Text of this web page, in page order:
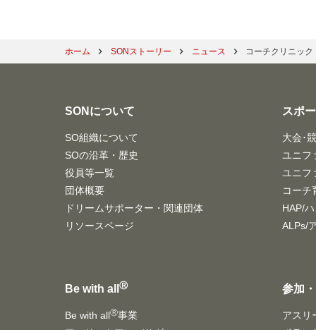
ホーム SONストーリー ニュース コーチクリニック
SONについて
SO組織について
SOの沿革・歴史
役員等一覧
団体概要
ドリームサポーター・関連団体
リソースページ
Be with all Ⓡ
Be with allⓇ事業
スポ
大会･
ユニフ
ユニフ
コーチ
HAP/
ALPs/
参加
アスリ